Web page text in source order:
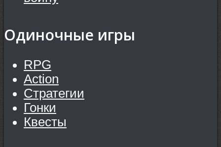
Одиночные игры
RPG
Action
Стратегии
Гонки
Квесты